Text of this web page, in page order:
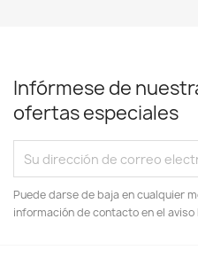
Infórmese de
ofertas especiales
Puede darse de baja en cualquier
información de contacto en el aviso